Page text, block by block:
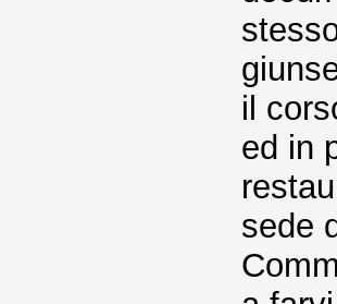
il
ed in
sede